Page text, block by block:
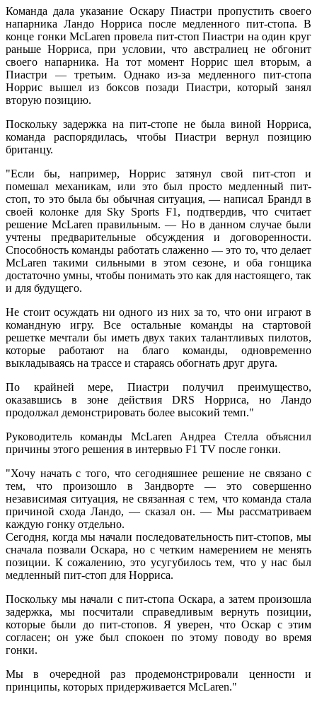
Команда дала указание Оскару Пиастри пропустить своего
напарника Ландо Норриса после медленного пит-стопа. В
конце гонки McLaren провела пит-стоп Пиастри на один круг
раньше Норриса, при условии, что австралиец не обгонит
своего напарника. На тот момент Норрис шел вторым, а
Пиастри — третьим. Однако из-за медленного пит-стопа
Норрис вышел из боксов позади Пиастри, который занял
вторую позицию.
Поскольку задержка на пит-стопе не была виной Норриса,
команда распорядилась, чтобы Пиастри вернул позицию
британцу.
"Если бы, например, Норрис затянул свой пит-стоп и
помешал механикам, или это был просто медленный пит-
стоп, то это была бы обычная ситуация, — написал Брандл в
своей колонке для Sky Sports F1, подтвердив, что считает
решение McLaren правильным. — Но в данном случае были
учтены предварительные обсуждения и договоренности.
Способность команды работать слаженно — это то, что делает
McLaren такими сильными в этом сезоне, и оба гонщика
достаточно умны, чтобы понимать это как для настоящего, так
и для будущего.
Не стоит осуждать ни одного из них за то, что они играют в
командную игру. Все остальные команды на стартовой
решетке мечтали бы иметь двух таких талантливых пилотов,
которые работают на благо команды, одновременно
выкладываясь на трассе и стараясь обогнать друг друга.
По крайней мере, Пиастри получил преимущество,
оказавшись в зоне действия DRS Норриса, но Ландо
продолжал демонстрировать более высокий темп."
Руководитель команды McLaren Андреа Стелла объяснил
причины этого решения в интервью F1 TV после гонки.
"Хочу начать с того, что сегодняшнее решение не связано с
тем, что произошло в Зандворте — это совершенно
независимая ситуация, не связанная с тем, что команда стала
причиной схода Ландо, — сказал он. — Мы рассматриваем
каждую гонку отдельно.
Сегодня, когда мы начали последовательность пит-стопов, мы
сначала позвали Оскара, но с четким намерением не менять
позиции. К сожалению, это усугубилось тем, что у нас был
медленный пит-стоп для Норриса.
Поскольку мы начали с пит-стопа Оскара, а затем произошла
задержка, мы посчитали справедливым вернуть позиции,
которые были до пит-стопов. Я уверен, что Оскар с этим
согласен; он уже был спокоен по этому поводу во время
гонки.
Мы в очередной раз продемонстрировали ценности и
принципы, которых придерживается McLaren."